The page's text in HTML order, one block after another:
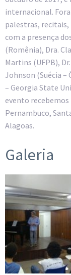
internacional.
palestras, recitais,
com a presença
(Romênia), Dra.
Martins (UFPB),
Johnson (Suécia –
– Georgia State
evento
Pernambuco,
Alagoas.
Galeria